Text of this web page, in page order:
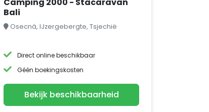
Bali
Osecná, IJzergebergte, Tsjechië
Direct online beschikbaar
Géén boekingskosten
Bekijk beschikbaarheid